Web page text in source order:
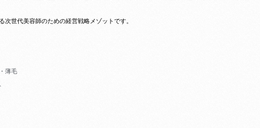
次世代美容師のための経営戦略メゾットです。
薄毛